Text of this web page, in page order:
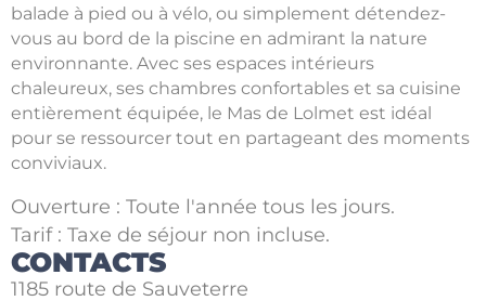
balade à pied ou à vélo, ou simplement détendez-
vous au bord de la piscine en admirant la nature
environnante. Avec ses espaces intérieurs
chaleureux, ses chambres confortables et sa cuisine
entièrement équipée, le Mas de Lolmet est idéal
pour se ressourcer tout en partageant des moments
conviviaux.
Ouverture : Toute l'année tous les jours.
Tarif : Taxe de séjour non incluse.
CONTACTS
1185 route de Sauveterre